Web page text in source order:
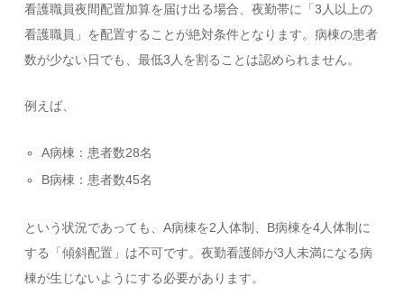
看護職員夜間配置加算を届け出る場合、夜勤帯に「3人以上の
看護職員」を配置することが絶対条件となります。病棟の患者
数が少ない日でも、最低3人を割ることは認められません。
例えば、
A病棟：患者数28名
B病棟：患者数45名
という状況であっても、A病棟を2人体制、B病棟を4人体制に
する「傾斜配置」は不可です。夜勤看護師が3人未満になる病
棟が生じないようにする必要があります。